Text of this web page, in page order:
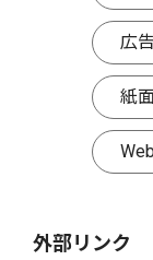
広
紙
外部リンク